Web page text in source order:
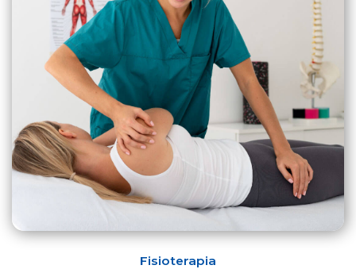
Fisioterapia